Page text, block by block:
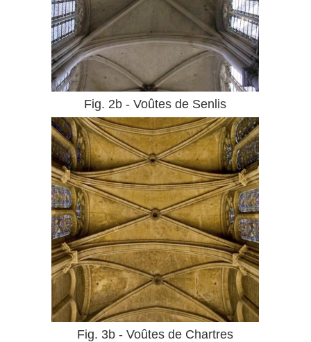
Fig. 2b - Voûtes de Senlis
Fig. 3b - Voûtes de Chartres